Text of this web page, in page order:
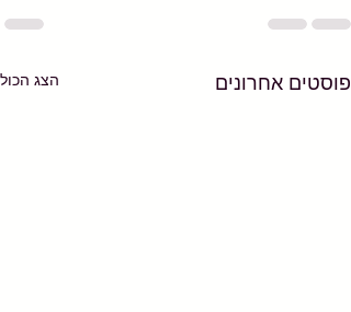
פוסטים אחרונים הצג הכול